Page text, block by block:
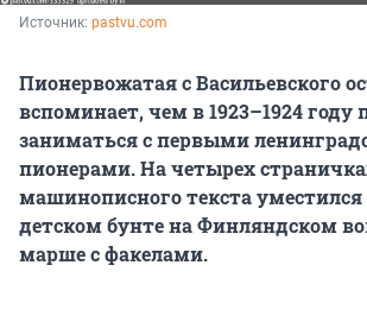
Источник: pastvu.com
Пионервожатая с Васильевского
вспоминает, чем в 1923–1924 году
заниматься с первыми
пионерами. На четырех
машинописного текста уместился
детском бунте на Финляндском
марше с факелами.